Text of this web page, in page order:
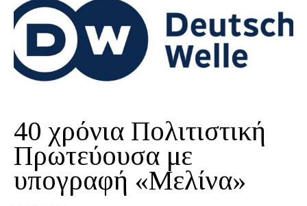
40 χρόνια Πολιτιστική
Πρωτεύουσα με
υπογραφή «Μελίνα»